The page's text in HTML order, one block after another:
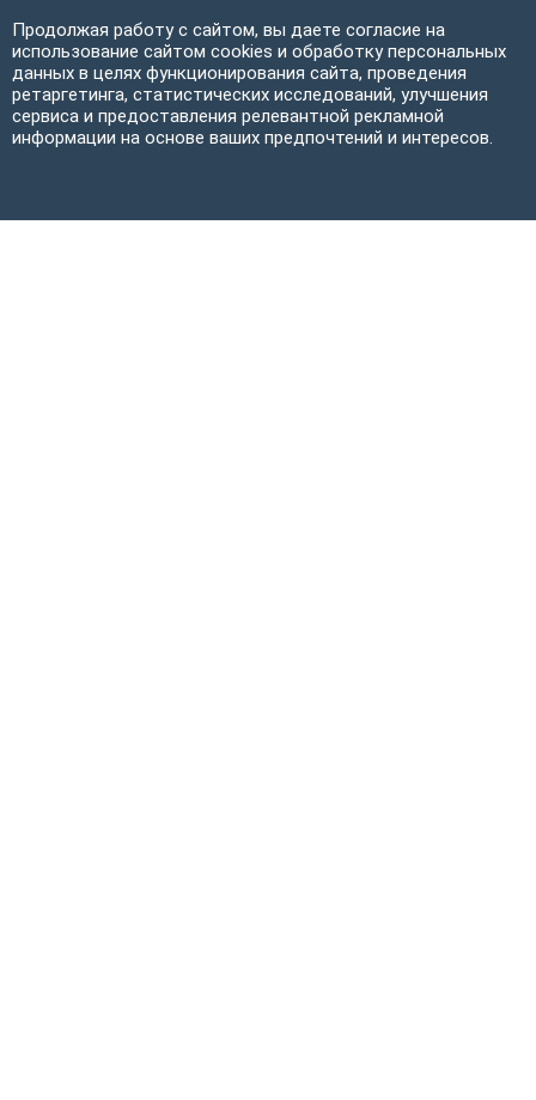
Продолжая работу с сайтом, вы даете согласие на
использование сайтом cookies и обработку персональных
данных в целях функционирования сайта, проведения
ретаргетинга, статистических исследований, улучшения
сервиса и предоставления релевантной рекламной
информации на основе ваших предпочтений и интересов.